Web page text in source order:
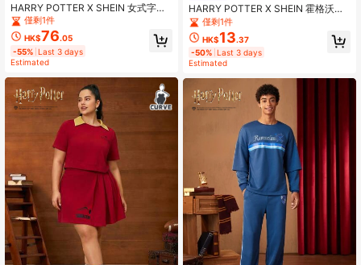
HARRY POTTER X SHEIN 女式字母
图案拼色圆领长袖T恤
僅剩1件
HK$76.05
-55% Last 3 days
Estimated
HARRY POTTER X SHEIN 霍格沃茨
图案黑色手机壳
僅剩1件
HK$13.37
-50% Last 3 days
Estimated